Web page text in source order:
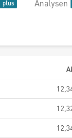
Analysen